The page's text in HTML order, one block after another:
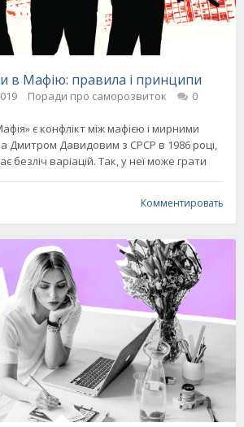
в Мафію: правила і принципи
Поради про саморозвиток 0
є конфлікт між мафією і мирними
Дмитром Давидовим з СРСР в 1986 році,
безліч варіацій. Так, у неї може грати
Комментировать